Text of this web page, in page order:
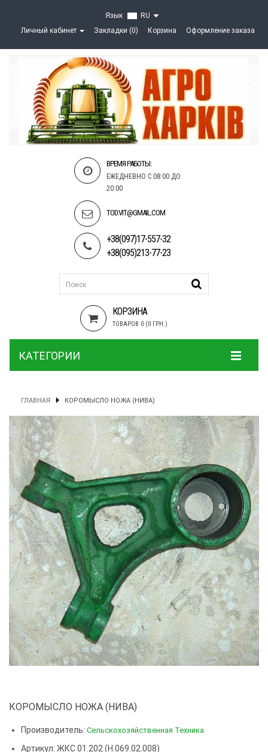
Язык
RU
Личный кабинет
Закладки (0) Корзина Оформление заказа
ВРЕМЯ РАБОТЫ:
ЕЖЕДНЕВНО С 08:00 ДО
20:00
TOD.VIT@GMAIL.COM
+38(097)17-557-32
+38(095)213-77-23
КОРЗИНА
ТОВАРОВ 0 (0 ГРН.)
КАТЕГОРИИ
ГЛАВНАЯ КОРОМЫСЛО НОЖА (НИВА)
КОРОМЫСЛО НОЖА (НИВА)
Производитель: Сельскохозяйственная Техника
Артикул: ЖКС 01.202 (Н.069.02.008)